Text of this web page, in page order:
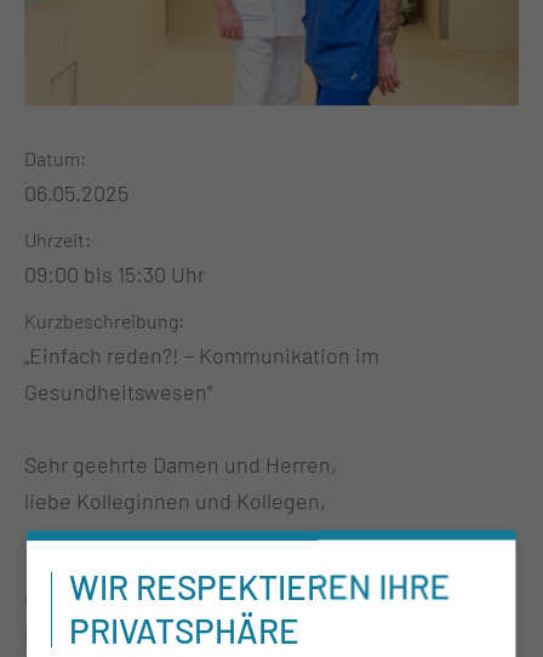
Datum
06.05.2025
Uhrzeit
09:00 bis 15:30 Uhr
Kurzbeschreibung
„Einfach reden?! – Kommunikation im
Gesundheitswesen“
Sehr geehrte Damen und Herren,
liebe Kolleginnen und Kollegen,
es geht weiter; der erfolgreiche Lausitzer
Pflegekongress widmet sich erneut aktuellen
WIR RESPEKTIEREN IHRE
PRIVATSPHÄRE